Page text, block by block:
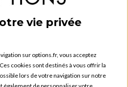
de la tournelle
FRANCE
ROUEN
du Clos Tellier
Etienne-du-Rouvray
vie privée
sur options.fr, vous acceptez
cookies sont destinés à vous offrir la
lors de votre navigation sur notre